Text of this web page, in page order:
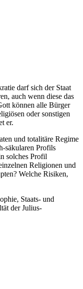
darf sich der Staat
auch wenn diese das
können alle Bürger
oder sonstigen
er.
und totalitäre Regime
säkularen Profils
solches Profil
Religionen und
Welche Risiken,
Staats- und
der Julius-